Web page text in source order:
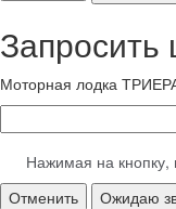
Запросить
Моторная лодка
Нажимая на кнопку,
Отменить
Ожидаю